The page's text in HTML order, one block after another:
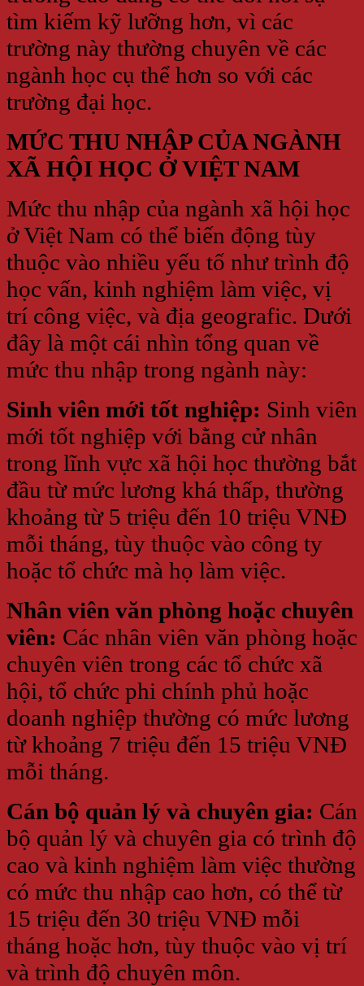
tìm kiếm kỹ lưỡng hơn, vì các
trường này thường chuyên về các
ngành học cụ thể hơn so với các
trường đại học.
MỨC THU NHẬP CỦA NGÀNH
XÃ HỘI HỌC Ở VIỆT NAM
Mức thu nhập của ngành xã hội học
ở Việt Nam có thể biến động tùy
thuộc vào nhiều yếu tố như trình độ
học vấn, kinh nghiệm làm việc, vị
trí công việc, và địa geografic. Dưới
đây là một cái nhìn tổng quan về
mức thu nhập trong ngành này:
Sinh viên mới tốt nghiệp: Sinh viên
mới tốt nghiệp với bằng cử nhân
trong lĩnh vực xã hội học thường bắt
đầu từ mức lương khá thấp, thường
khoảng từ 5 triệu đến 10 triệu VNĐ
mỗi tháng, tùy thuộc vào công ty
hoặc tổ chức mà họ làm việc.
Nhân viên văn phòng hoặc chuyên
viên: Các nhân viên văn phòng hoặc
chuyên viên trong các tổ chức xã
hội, tổ chức phi chính phủ hoặc
doanh nghiệp thường có mức lương
từ khoảng 7 triệu đến 15 triệu VNĐ
mỗi tháng.
Cán bộ quản lý và chuyên gia: Cán
bộ quản lý và chuyên gia có trình độ
cao và kinh nghiệm làm việc thường
có mức thu nhập cao hơn, có thể từ
15 triệu đến 30 triệu VNĐ mỗi
tháng hoặc hơn, tùy thuộc vào vị trí
và trình độ chuyên môn.